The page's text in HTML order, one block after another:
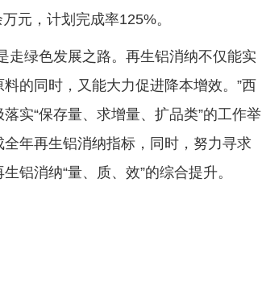
元，计划完成率125%。
走绿色发展之路。再生铝消纳不仅能实
的同时，又能大力促进降本增效。”西
实“保存量、求增量、扩品类”的工作举
年再生铝消纳指标，同时，努力寻求
铝消纳“量、质、效”的综合提升。